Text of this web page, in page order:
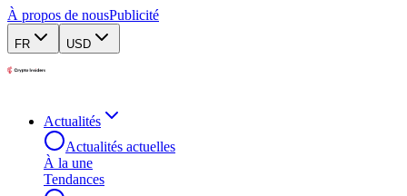
À propos de nousPublicité
FR USD
Actualités
Actualités actuelles
À la une
Tendances